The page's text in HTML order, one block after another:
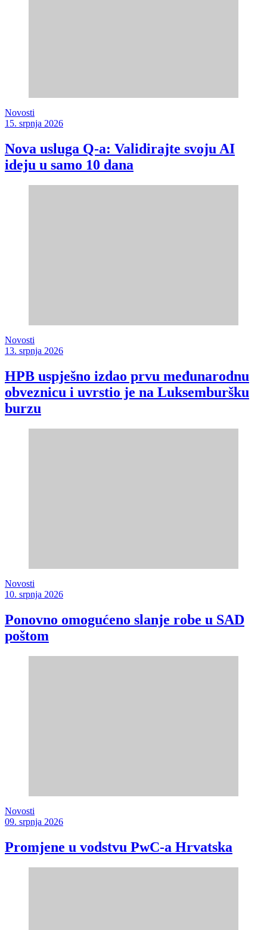
Novosti
15. srpnja 2026
Nova usluga Q-a: Validirajte svoju AI
ideju u samo 10 dana
Novosti
13. srpnja 2026
HPB uspješno izdao prvu međunarodnu
obveznicu i uvrstio je na Luksemburšku
burzu
Novosti
10. srpnja 2026
Ponovno omogućeno slanje robe u SAD
poštom
Novosti
09. srpnja 2026
Promjene u vodstvu PwC-a Hrvatska